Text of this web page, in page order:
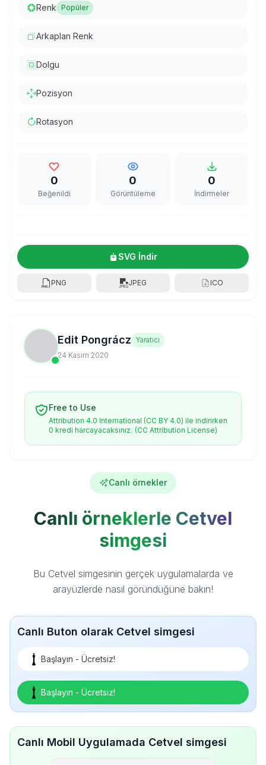
Renk Popüler
Arkaplan Renk
Dolgu
Pozisyon
Rotasyon
0
Beğenildi
0
Görüntüleme
0
İndirmeler
SVG İndir
PNG JPEG ICO
Edit Pongrácz Yaratıcı
24 Kasım 2020
Free to Use
Attribution 4.0 International (CC BY 4.0) ile indirirken
0 kredi harcayacaksınız. (CC Attribution License)
Canlı örnekler
Canlı örneklerle Cetvel
simgesi
Bu Cetvel simgesinin gerçek uygulamalarda ve
arayüzlerde nasıl göründüğüne bakın!
Canlı Buton olarak Cetvel simgesi
Başlayın - Ücretsiz!
Başlayın - Ücretsiz!
Canlı Mobil Uygulamada Cetvel simgesi